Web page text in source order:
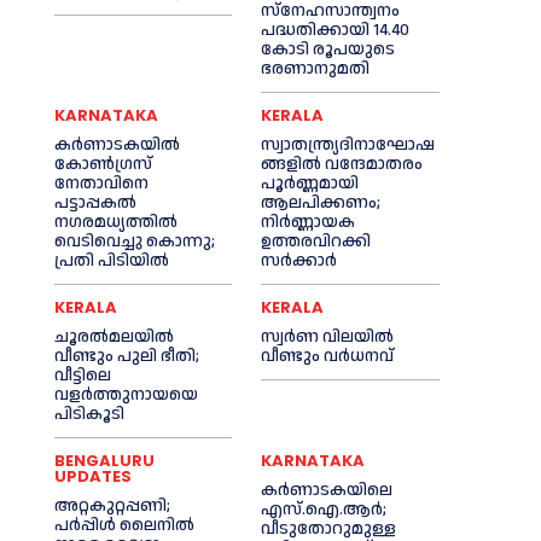
സ്‌നേഹസാന്ത്വനം
പദ്ധതിക്കായി 14.40
കോടി രൂപയുടെ
ഭരണാനുമതി
KARNATAKA
കർണാടകയിൽ
കോണ്‍ഗ്രസ്
നേതാവിനെ
പട്ടാപ്പകല്‍
നഗരമധ്യത്തില്‍
വെടിവെച്ചു കൊന്നു;
പ്രതി പിടിയില്‍
KERALA
സ്വാതന്ത്ര്യദിനാഘോഷ
ങ്ങളില്‍ വന്ദേമാതരം
പൂര്‍ണ്ണമായി
ആലപിക്കണം;
നിര്‍ണ്ണായക
ഉത്തരവിറക്കി
സര്‍ക്കാര്‍
KERALA
ചൂരല്‍മലയില്‍
വീണ്ടും പുലി ഭീതി;
വീട്ടിലെ
വളര്‍ത്തുനായയെ
പിടികൂടി
KERALA
സ്വർണ വിലയില്‍
വീണ്ടും വർധനവ്
BENGALURU
UPDATES
അറ്റകുറ്റപ്പണി;
പർപ്പിൾ ലൈനില്‍
KARNATAKA
കർണാടകയിലെ
എസ്.ഐ.ആർ;
വീടുതോറുമുള്ള